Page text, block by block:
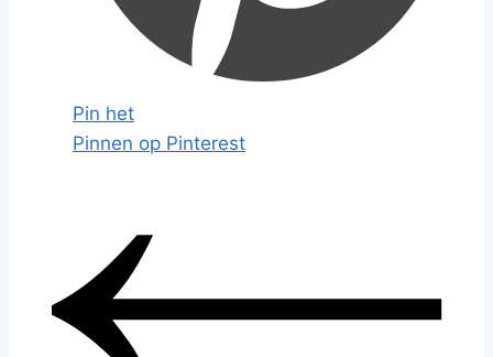
Pin het
Pinnen op Pinterest